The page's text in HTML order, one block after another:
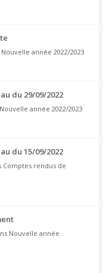
Nouvelle année 2022/2023
du 29/09/2022
Nouvelle année 2022/2023
du 15/09/2022
Comptes rendus de
Nouvelle année